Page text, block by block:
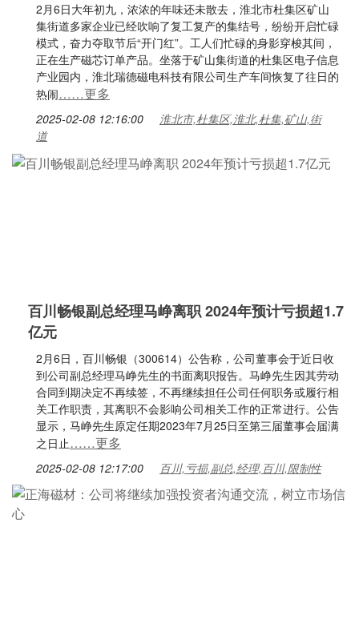
2月6日大年初九，浓浓的年味还未散去，淮北市杜集区矿山
集街道多家企业已经吹响了复工复产的集结号，纷纷开启忙碌
模式，奋力夺取节后“开门红”。工人们忙碌的身影穿梭其间，
正在生产磁芯订单产品。坐落于矿山集街道的杜集区电子信息
产业园内，淮北瑞德磁电科技有限公司生产车间恢复了往日的
热闹……更多
2025-02-08 12:16:00
淮北市,杜集区,淮北,杜集,矿山,街
道
百川畅银副总经理马峥离职 2024年预计亏损超1.7
亿元
2月6日，百川畅银（300614）公告称，公司董事会于近日收
到公司副总经理马峥先生的书面离职报告。马峥先生因其劳动
合同到期决定不再续签，不再继续担任公司任何职务或履行相
关工作职责，其离职不会影响公司相关工作的正常进行。公告
显示，马峥先生原定任期2023年7月25日至第三届董事会届满
之日止……更多
2025-02-08 12:17:00 百川,亏损,副总,经理,百川,限制性